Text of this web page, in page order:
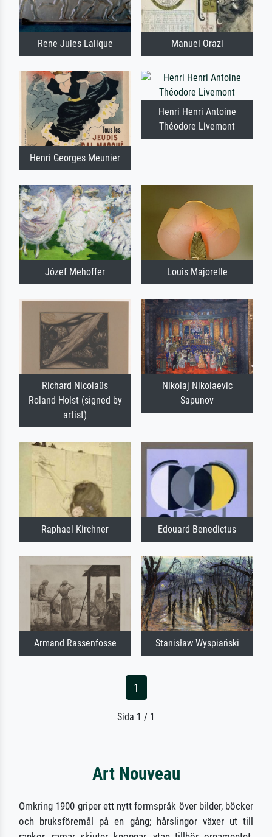
Rene Jules Lalique Manuel Orazi
Henri Georges Meunier
Henri Henri Antoine
Théodore Livemont
Józef Mehoffer Louis Majorelle
Richard Nicolaüs
Roland Holst (signed by
artist)
Nikolaj Nikolaevic
Sapunov
Raphael Kirchner Edouard Benedictus
Armand Rassenfosse Stanisław Wyspiański
1
Sida 1 / 1
Art Nouveau
Omkring 1900 griper ett nytt formspråk över bilder, böcker
och bruksföremål på en gång; hårslingor växer ut till